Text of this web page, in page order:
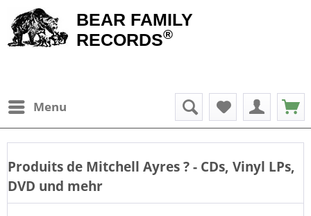
BEAR FAMILY
RECORDS®
Menu
Produits de Mitchell Ayres? - CDs, Vinyl LPs,
DVD und mehr